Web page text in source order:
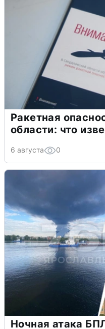
Ракетная
области: что
6 августа 0
Ночная атака